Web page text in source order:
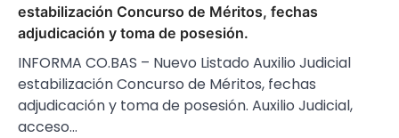
estabilización Concurso de Méritos, fechas
adjudicación y toma de posesión.
INFORMA CO.BAS – Nuevo Listado Auxilio Judicial
estabilización Concurso de Méritos, fechas
adjudicación y toma de posesión. Auxilio Judicial,
acceso…